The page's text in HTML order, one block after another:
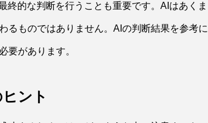
終的な判断を行うことも重要です。AIはあくま
るものではありません。AIの判断結果を参考に
要があります。
ント